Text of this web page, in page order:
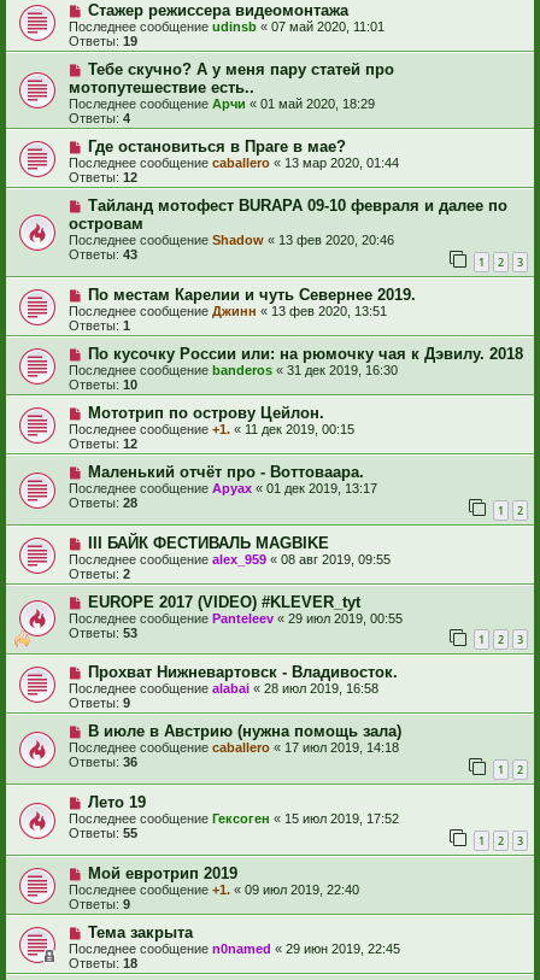
Стажер режиссера видеомонтажа
Последнее сообщение udinsb « 07 май 2020, 11:01
Ответы: 19
Тебе скучно? А у меня пару статей про
мотопутешествие есть..
Последнее сообщение Арчи « 01 май 2020, 18:29
Ответы: 4
Где остановиться в Праге в мае?
Последнее сообщение caballero « 13 мар 2020, 01:44
Ответы: 12
Тайланд мотофест BURAPA 09-10 февраля и далее по
островам
Последнее сообщение Shadow « 13 фев 2020, 20:46
Ответы: 43 1 2 3
По местам Карелии и чуть Севернее 2019.
Последнее сообщение Джинн « 13 фев 2020, 13:51
Ответы: 1
По кусочку России или: на рюмочку чая к Дэвилу. 2018
Последнее сообщение banderos « 31 дек 2019, 16:30
Ответы: 10
Мототрип по острову Цейлон.
Последнее сообщение +1. « 11 дек 2019, 00:15
Ответы: 12
Маленький отчёт про - Воттоваара.
Последнее сообщение Аруах « 01 дек 2019, 13:17
Ответы: 28 1 2
III БАЙК ФЕСТИВАЛЬ MAGBIKE
Последнее сообщение alex_959 « 08 авг 2019, 09:55
Ответы: 2
EUROPE 2017 (VIDEO) #KLEVER_tyt
Последнее сообщение Panteleev « 29 июл 2019, 00:55
Ответы: 53 1 2 3
Прохват Нижневартовск - Владивосток.
Последнее сообщение alabai « 28 июл 2019, 16:58
Ответы: 9
В июле в Австрию (нужна помощь зала)
Последнее сообщение caballero « 17 июл 2019, 14:18
Ответы: 36 1 2
Лето 19
Последнее сообщение Гексоген « 15 июл 2019, 17:52
Ответы: 55 1 2 3
Мой евротрип 2019
Последнее сообщение +1. « 09 июл 2019, 22:40
Ответы: 9
Тема закрыта
Последнее сообщение n0named « 29 июн 2019, 22:45
Ответы: 18